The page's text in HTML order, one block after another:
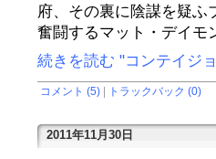
府、その裏に陰謀を疑ふ
奮闘するマット・デイモ
続きを読む "コンテイジ
コメント (5) トラックバック (0)
2011年11月30日